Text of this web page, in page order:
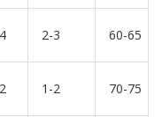
2-3 60-65
1-2 70-75